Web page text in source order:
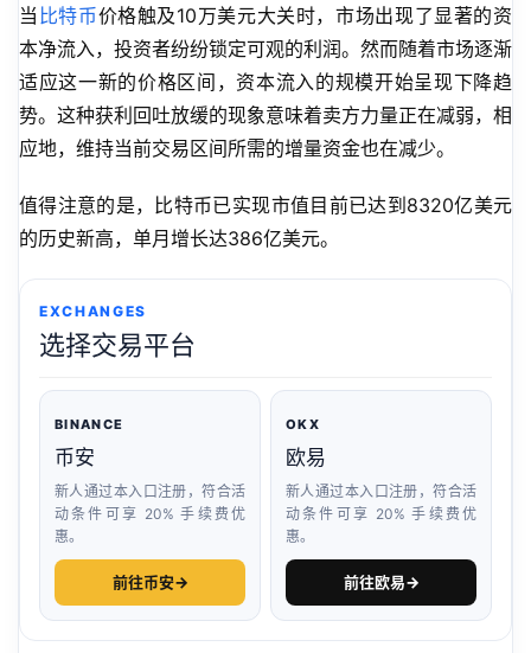
当 比特币价格触及10万美元大关时，市场出现了显著的资
本净流入，投资者纷纷锁定可观的利润。然而随着市场逐渐
适应这一新的价格区间，资本流入的规模开始呈现下降趋
势。这种获利回吐放缓的现象意味着卖方力量正在减弱，相
应地，维持当前交易区间所需的增量资金也在减少。
值得注意的是，比特币已实现市值目前已达到8320亿美元
的历史新高，单月增长达386亿美元。
EXCHANGES
选择交易平台
BINANCE
币安
新人通过本入口注册，符合活
动条件可享 20% 手续费优
惠。
前往币安→
OKX
欧易
新人通过本入口注册，符合活
动条件可享 20% 手续费优
惠。
前往欧易→